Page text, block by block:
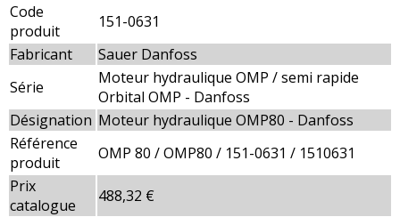
Code
produit
151-0631
Fabricant
Sauer Danfoss
Série
Moteur hydraulique OMP / semi rapide
Orbital OMP - Danfoss
Désignation Moteur hydraulique OMP80 - Danfoss
Référence
produit
OMP 80 / OMP80 / 151-0631 / 1510631
Prix
catalogue
488,32 €